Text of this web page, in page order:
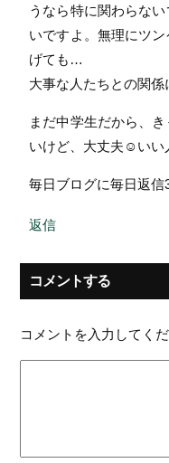
うなら特に関わらな
いですよ。無理にツ
げても…
大事な人たちとの関係
まだ中学生だから、
いけど、大丈夫☺いい
毎日ブログに毎日返信
返信
コメントする
コメントを入力してくだ